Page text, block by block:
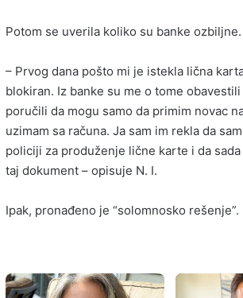
Potom se uverila koliko su banke ozbiljne.
– Prvog dana pošto mi je istekla lična
blokiran. Iz banke su me o tome
poručili da mogu samo da primim novac
uzimam sa računa. Ja sam im rekla da
policiji za produženje lične karte i da
taj dokument – opisuje N. I.
Ipak, pronađeno je “solomnosko rešenje”.